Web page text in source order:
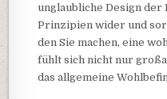
unglaubliche Design der
Prinzipien wider und
den Sie machen, eine
fühlt sich nicht nur
das allgemeine